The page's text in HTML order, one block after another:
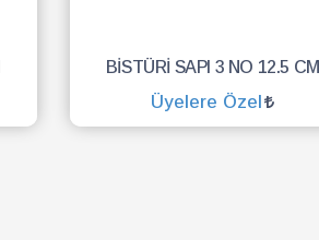
BİSTÜRİ SAPI 3 NO 12.5 CM
Üyelere Özel